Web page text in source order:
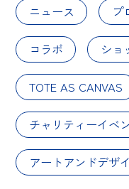
ニュース プ
コラボ ショ
TOTE AS CANVAS
チャリティーイベ
アートアンドデザ